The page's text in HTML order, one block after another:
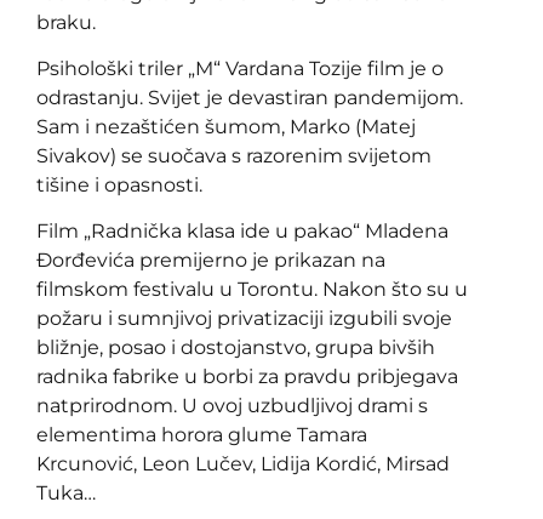
braku.
Psihološki triler „M“ Vardana Tozije film je o
odrastanju. Svijet je devastiran pandemijom.
Sam i nezaštićen šumom, Marko (Matej
Sivakov) se suočava s razorenim svijetom
tišine i opasnosti.
Film „Radnička klasa ide u pakao“ Mladena
Đorđevića premijerno je prikazan na
filmskom festivalu u Torontu. Nakon što su u
požaru i sumnjivoj privatizaciji izgubili svoje
bližnje, posao i dostojanstvo, grupa bivših
radnika fabrike u borbi za pravdu pribjegava
natprirodnom. U ovoj uzbudljivoj drami s
elementima horora glume Tamara
Krcunović, Leon Lučev, Lidija Kordić, Mirsad
Tuka…